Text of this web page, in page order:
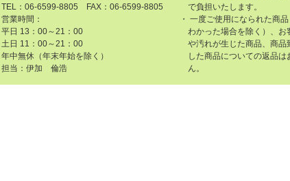
TEL：06-6599-8805 FAX：06-6599-8805
営業時間：
平日 13：00～21：00
土日 11：00～21：00
年中無休（年末年始を除く）
担当：伊加 倫浩
で負担いたします。
・ 一度ご使用になられた商
わかった場合を除く）、お
や汚れが生じた商品、商品
した商品についての返品は
ん。